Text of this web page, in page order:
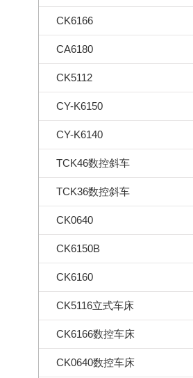
CK6166
CA6180
CK5112
CY-K6150
CY-K6140
TCK46数控斜车
TCK36数控斜车
CK0640
CK6150B
CK6160
CK5116立式车床
CK6166数控车床
CK0640数控车床